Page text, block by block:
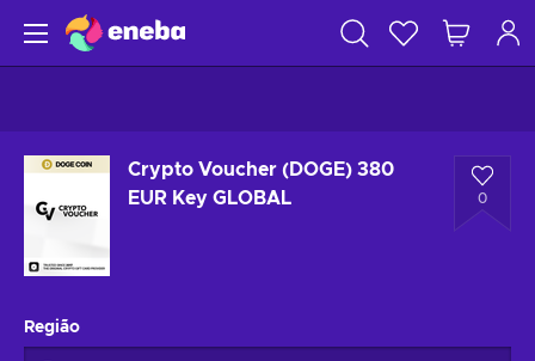
Crypto Voucher (DOGE) 380
EUR Key GLOBAL
0
Região